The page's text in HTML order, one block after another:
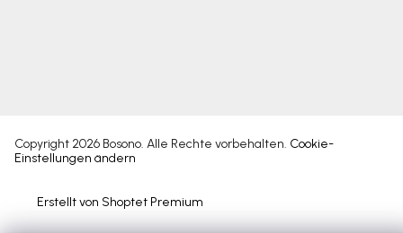
Erstellt von Shoptet Premium
Copyright 2026 Bosono. Alle Rechte vorbehalten. Cookie-
Einstellungen ändern